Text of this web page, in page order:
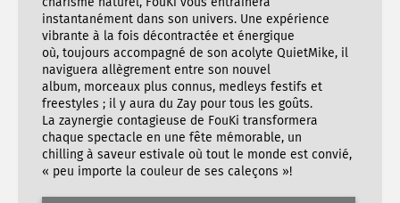
instantanément dans son univers. Une expérience
vibrante à la fois décontractée et énergique
où, toujours accompagné de son acolyte QuietMike, il
naviguera allègrement entre son nouvel
album, morceaux plus connus, medleys festifs et
freestyles ; il y aura du Zay pour tous les goûts.
La zaynergie contagieuse de FouKi transformera
chaque spectacle en une fête mémorable, un
chilling à saveur estivale où tout le monde est convié,
« peu importe la couleur de ses caleçons »!